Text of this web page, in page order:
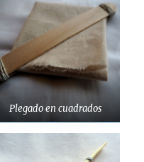
Plegado en cuadrados